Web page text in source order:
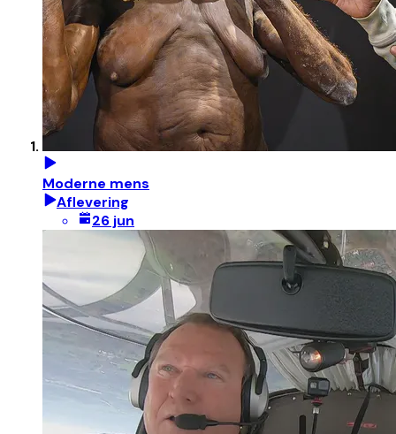
Moderne mens
Aflevering
26 jun